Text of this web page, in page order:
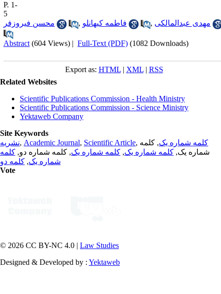
P. 1-
5
محسن فیروزفر
, فاطمه کیهانلو , مهدی عبدالمالکی
Abstract (604 Views) | Full-Text (PDF) (1082 Downloads)
Export as: HTML| XML| RSS
Related Websites
Scientific Publications Commission - Health Ministry
Scientific Publications Commission - Science Ministry
Yektaweb Company
Site Keywords
نشریه, Academic Journal, Scientific Article, کلمه شماره یک, کلمه
شماره یک, کلمه شماره یک, کلمه شماره یک, کلمه شماره دو, کلمه
شماره یک, کلمه دو
Vote
© 2026 CC BY-NC 4.0 | Law Studies
Designed & Developed by : Yektaweb